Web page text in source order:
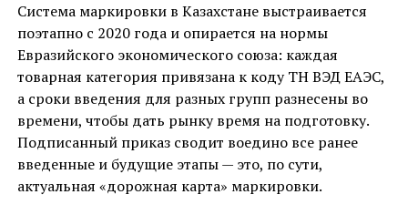
Система маркировки в Казахстане выстраивается
поэтапно с 2020 года и опирается на нормы
Евразийского экономического союза: каждая
товарная категория привязана к коду ТН ВЭД ЕАЭС,
а сроки введения для разных групп разнесены во
времени, чтобы дать рынку время на подготовку.
Подписанный приказ сводит воедино все ранее
введенные и будущие этапы — это, по сути,
актуальная «дорожная карта» маркировки.